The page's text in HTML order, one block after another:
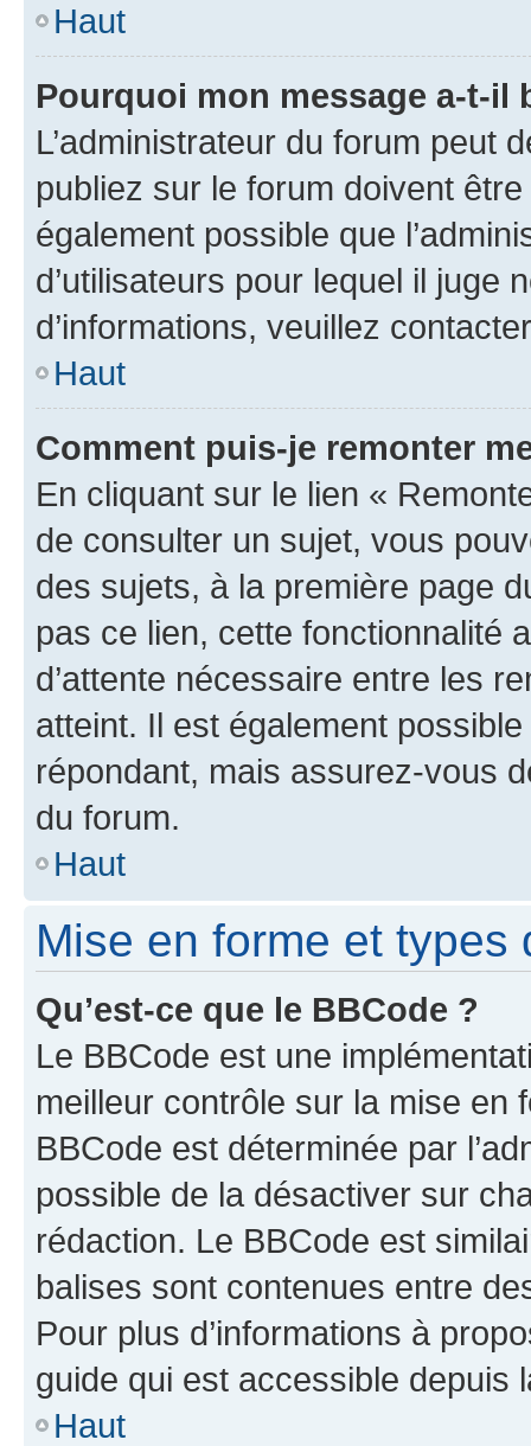
Haut
Pourquoi mon message a-t-il
L’administrateur du forum peut
publiez sur le forum doivent
également possible que
d’utilisateurs pour lequel il juge
d’informations, veuillez
Haut
Comment puis-je remonter
En cliquant sur le lien «
de consulter un sujet, vous
des sujets, à la première page
pas ce lien, cette fonctionnalité
d’attente nécessaire entre les
atteint. Il est également
répondant, mais assurez-vous
du forum.
Haut
Mise en forme et types
Qu’est-ce que le BBCode ?
Le BBCode est une
meilleur contrôle sur la mise en
BBCode est déterminée par
possible de la désactiver sur
rédaction. Le BBCode est
balises sont contenues entre
Pour plus d’informations à
guide qui est accessible depuis
Haut